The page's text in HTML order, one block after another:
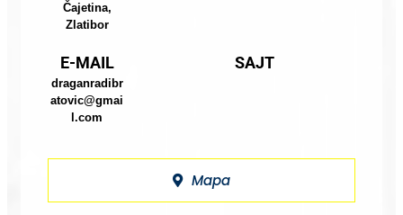
Čajetina,
Zlatibor
E-MAIL
draganradibr
atovic@gmai
l.com
SAJT
Mapa